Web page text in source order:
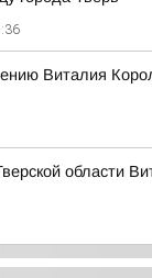
Виталия
области